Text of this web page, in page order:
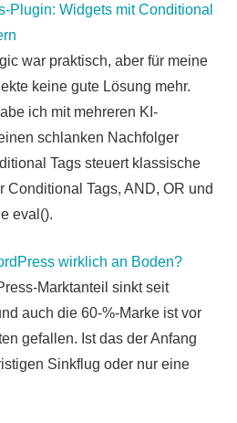
Plugin: Widgets mit Conditional
war praktisch, aber für meine
keine gute Lösung mehr.
ich mit mehreren KI-
schlanken Nachfolger
Tags steuert klassische
Conditional Tags, AND, OR und
eval().
wirklich an Boden?
Marktanteil sinkt seit
auch die 60-%-Marke ist vor
gefallen. Ist das der Anfang
Sinkflug oder nur eine